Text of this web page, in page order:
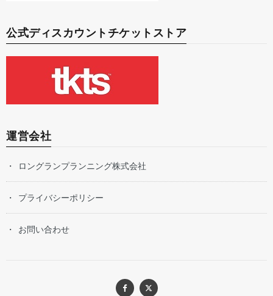
公式ディスカウントチケットストア
運営会社
ロングランプランニング株式会社
プライバシーポリシー
お問い合わせ